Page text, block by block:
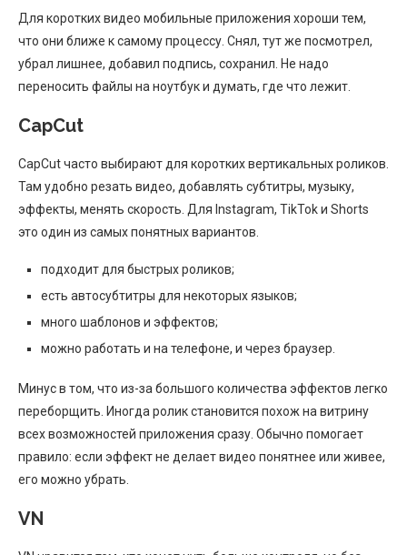
Для коротких видео мобильные приложения хороши тем,
что они ближе к самому процессу. Снял, тут же посмотрел,
убрал лишнее, добавил подпись, сохранил. Не надо
переносить файлы на ноутбук и думать, где что лежит.
CapCut
CapCut часто выбирают для коротких вертикальных роликов.
Там удобно резать видео, добавлять субтитры, музыку,
эффекты, менять скорость. Для Instagram, TikTok и Shorts
это один из самых понятных вариантов.
подходит для быстрых роликов;
есть автосубтитры для некоторых языков;
много шаблонов и эффектов;
можно работать и на телефоне, и через браузер.
Минус в том, что из-за большого количества эффектов легко
переборщить. Иногда ролик становится похож на витрину
всех возможностей приложения сразу. Обычно помогает
правило: если эффект не делает видео понятнее или живее,
его можно убрать.
VN